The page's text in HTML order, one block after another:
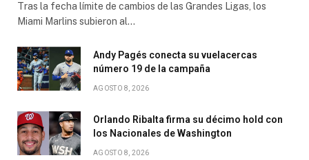
Tras la fecha límite de cambios de las Grandes Ligas, los
Miami Marlins subieron al…
Andy Pagés conecta su vuelacercas
número 19 de la campaña
AGOSTO 8, 2026
Orlando Ribalta firma su décimo hold con
los Nacionales de Washington
AGOSTO 8, 2026